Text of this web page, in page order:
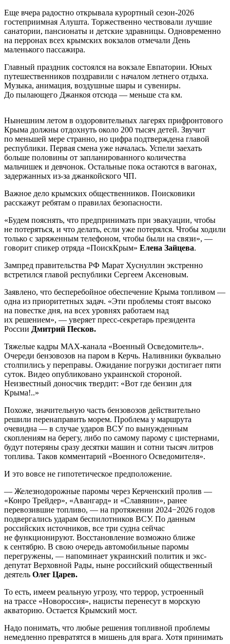
Еще вчера радостно открывала курортный сезон-2026
гостеприимная Алушта. Торжественно чествовали лучшие
санатории, пансионаты и детские здравницы. Одновременно
на перронах всех крымских вокзалов отмечали День
маленького пассажира.
Главный праздник состоялся на вокзале Евпатории. Юных
путешественников поздравили с началом летнего отдыха.
Музыка, анимация, воздушные шары и сувениры.
До пылающего Джанкоя отсюда — меньше ста км.
Нынешним летом в оздоровительных лагерях прифронтового
Крыма должны отдохнуть около 200 тысяч детей. Звучит
по меньшей мере странно, но цифра подтверждена главой
республики. Первая смена уже началась. Успели заехать
больше половины от запланированного количества
мальчишек и девчонок. Остальные пока остаются в вагонах,
задержанных из-за джанкойского ЧП.
Важное дело крымских общественников. Поисковики
расскажут ребятам о правилах безопасности.
«Будем пояснять, что предпринимать при эвакуации, чтобы
не потеряться, и что делать, если уже потерялся. Чтобы ходили
только с заряженным телефоном, чтобы были на связи», —
говорит спикер отряда «ПоискКрым» Елена Зайцева.
Зампред правительства РФ Марат Хуснуллин экстренно
встретился главой республики Сергеем Аксеновым.
Заявлено, что бесперебойное обеспечение Крыма топливом —
одна из приоритетных задач. «Эти проблемы стоят высоко
на повестке дня, на всех уровнях работаем над
их решением», — уверяет пресс-секретарь президента
России Дмитрий Песков.
Тяжелые кадры МАХ-канала «Военный Осведомитель».
Очереди бензовозов на паром в Керчь. Наливники буквально
столпились у переправы. Ожидание погрузки достигает пяти
суток. Видео опубликовано украинской стороной.
Неизвестный доносчик твердит: «Вот где бензин для
Крыма!..»
Похоже, значительную часть бензовозов действительно
решили перенаправить морем. Проблема у маршрута
очевидна — в случае ударов ВСУ по вынужденным
скоплениям на берегу, либо по самому парому с цистернами,
будут потеряны сразу десятки машин и сотни тысяч литров
топлива. Таков комментарий «Военного Осведомителя».
И это вовсе не гипотетическое предположение.
— Железнодорожные паромы через Керченский пролив —
«Конро Трейдер», «Авангард» и «Славянин», ранее
перевозившие топливо, — на протяжении 2024−2026 годов
подвергались ударам беспилотников ВСУ. По данным
российских источников, все три судна сейчас
не функционируют. Восстановление возможно ближе
к сентябрю. В свою очередь автомобильные паромы
перегружены, — напоминает украинский политик и экс-
депутат Верховной Рады, ныне российский общественный
деятель Олег Царев.
То есть, имеем реальную угрозу, что террор, устроенный
на трассе «Новороссия», нацисты перенесут в морскую
акваторию. Остается Крымский мост.
Надо понимать, что любые решения топливной проблемы
немедленно превратятся в мишень для врага. Хотя принимать